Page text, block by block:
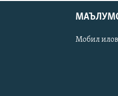
Мобил